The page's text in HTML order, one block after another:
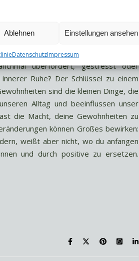
Ablehnen Einstellungen ansehen
DatenschutzImpressum
überfordert, gestresst oder
Ruhe? Der Schlüssel zu einem
sind die kleinen Dinge, die
Alltag und beeinflussen unser
die Macht, deine Gewohnheiten zu
können Großes bewirken:
weißt aber nicht, wo du anfangen
und durch positive zu ersetzen.